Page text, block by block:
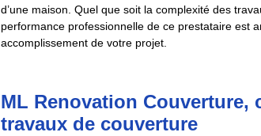
d’une maison. Quel que soit la complexité des
performance professionnelle de ce prestataire est
accomplissement de votre projet.
ML Renovation
travaux de couverture